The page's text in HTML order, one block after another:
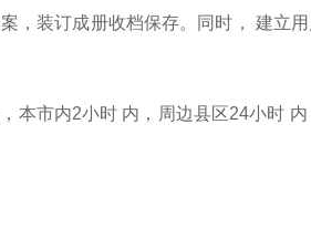
装订成册收档保存。同时， 建立
市内2小时 内，周边县区24小时